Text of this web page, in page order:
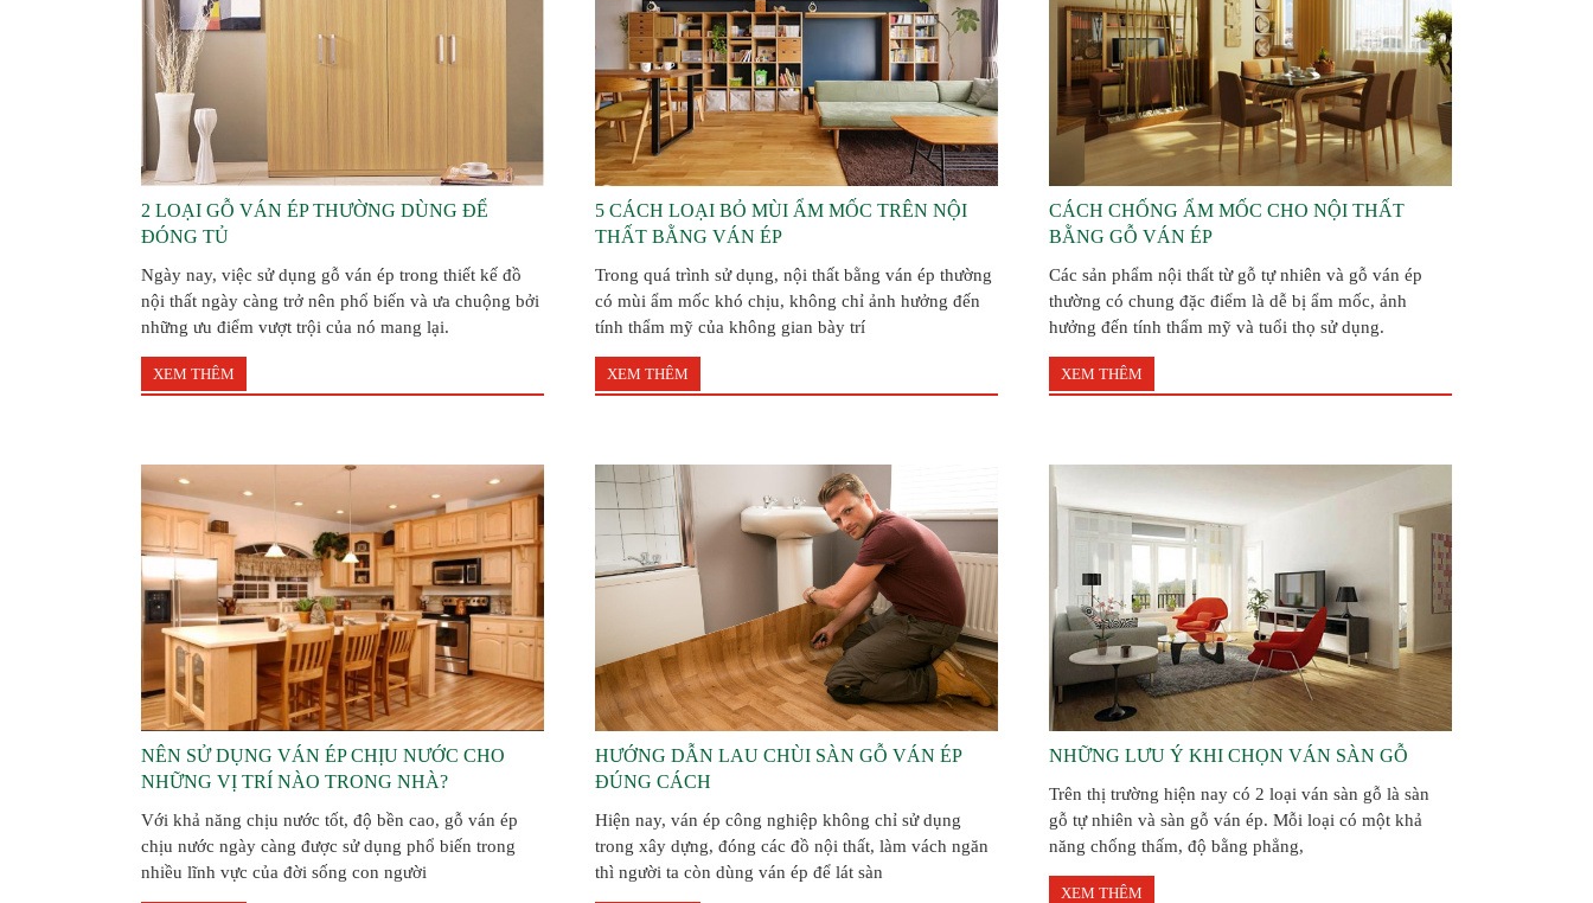
2 LOẠI GỖ VÁN ÉP THƯỜNG DÙNG ĐỂ
ĐÓNG TỦ
Ngày nay, việc sử dụng gỗ ván ép trong thiết kế đồ
nội thất ngày càng trở nên phổ biến và ưa chuộng bởi
những ưu điểm vượt trội của nó mang lại.
XEM THÊM
5 CÁCH LOẠI BỎ MÙI ẨM MỐC TRÊN NỘI
THẤT BẰNG VÁN ÉP
Trong quá trình sử dụng, nội thất bằng ván ép thường
có mùi ẩm mốc khó chịu, không chỉ ảnh hưởng đến
tính thẩm mỹ của không gian bày trí
XEM THÊM
CÁCH CHỐNG ẨM MỐC CHO NỘI THẤT
BẰNG GỖ VÁN ÉP
Các sản phẩm nội thất từ gỗ tự nhiên và gỗ ván ép
thường có chung đặc điểm là dễ bị ẩm mốc, ảnh
hưởng đến tính thẩm mỹ và tuổi thọ sử dụng.
XEM THÊM
NÊN SỬ DỤNG VÁN ÉP CHỊU NƯỚC CHO
NHỮNG VỊ TRÍ NÀO TRONG NHÀ?
Với khả năng chịu nước tốt, độ bền cao, gỗ ván ép
chịu nước ngày càng được sử dụng phổ biến trong
nhiều lĩnh vực của đời sống con người
HƯỚNG DẪN LAU CHÙI SÀN GỖ VÁN ÉP
ĐÚNG CÁCH
Hiện nay, ván ép công nghiệp không chỉ sử dụng
trong xây dựng, đóng các đồ nội thất, làm vách ngăn
thì người ta còn dùng ván ép để lát sàn
NHỮNG LƯU Ý KHI CHỌN VÁN SÀN GỖ
Trên thị trường hiện nay có 2 loại ván sàn gỗ là sàn
gỗ tự nhiên và sàn gỗ ván ép. Mỗi loại có một khả
năng chống thấm, độ bằng phẳng,
XEM THÊM